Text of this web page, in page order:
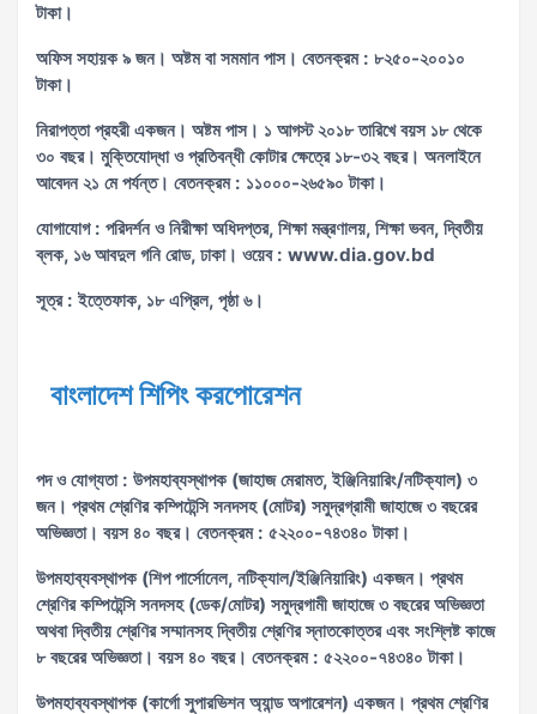
টাকা।
অফিস সহায়ক ৯ জন। অষ্টম বা সমমান পাস। বেতনক্রম : ৮২৫০-২০০১০
টাকা।
নিরাপত্তা প্রহরী একজন। অষ্টম পাস। ১ আগস্ট ২০১৮ তারিখে বয়স ১৮ থেকে
৩০ বছর। মুক্তিযোদ্ধা ও প্রতিবন্ধী কোটার ক্ষেত্রে ১৮-৩২ বছর। অনলাইনে
আবেদন ২১ মে পর্যন্ত। বেতনক্রম : ১১০০০-২৬৫৯০ টাকা।
যোগাযোগ : পরিদর্শন ও নিরীক্ষা অধিদপ্তর, শিক্ষা মন্ত্রণালয়, শিক্ষা ভবন, দ্বিতীয়
ব্লক, ১৬ আবদুল গনি রোড, ঢাকা। ওয়েব : www.dia.gov.bd
সূত্র : ইত্তেফাক, ১৮ এপ্রিল, পৃষ্ঠা ৬।
বাংলাদেশ শিপিং করপোরেশন
পদ ও যোগ্যতা : উপমহাব্যস্থাপক (জাহাজ মেরামত, ইঞ্জিনিয়ারিং/নটিক্যাল) ৩
জন। প্রথম শ্রেণির কম্পিটেন্সি সনদসহ (মোটর) সমুদ্রগ্রামী জাহাজে ৩ বছরের
অভিজ্ঞতা। বয়স ৪০ বছর। বেতনক্রম : ৫২২০০-৭৪৩৪০ টাকা।
উপমহাব্যবস্থাপক (শিপ পার্সোনেল, নটিক্যাল/ইঞ্জিনিয়ারিং) একজন। প্রথম
শ্রেণির কম্পিটেন্সি সনদসহ (ডেক/মোটর) সমুদ্রগামী জাহাজে ৩ বছরের অভিজ্ঞতা
অথবা দ্বিতীয় শ্রেণির সম্মানসহ দ্বিতীয় শ্রেণির স্নাতকোত্তর এবং সংশ্লিষ্ট কাজে
৮ বছরের অভিজ্ঞতা। বয়স ৪০ বছর। বেতনক্রম : ৫২২০০-৭৪৩৪০ টাকা।
উপমহাব্যবস্থাপক (কার্গো সুপারভিশন অ্যান্ড অপারেশন) একজন। প্রথম শ্রেণির